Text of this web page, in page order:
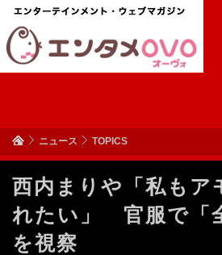
ニュース TOPICS
西内まりや「私もア
れたい」 官服で「
を視察